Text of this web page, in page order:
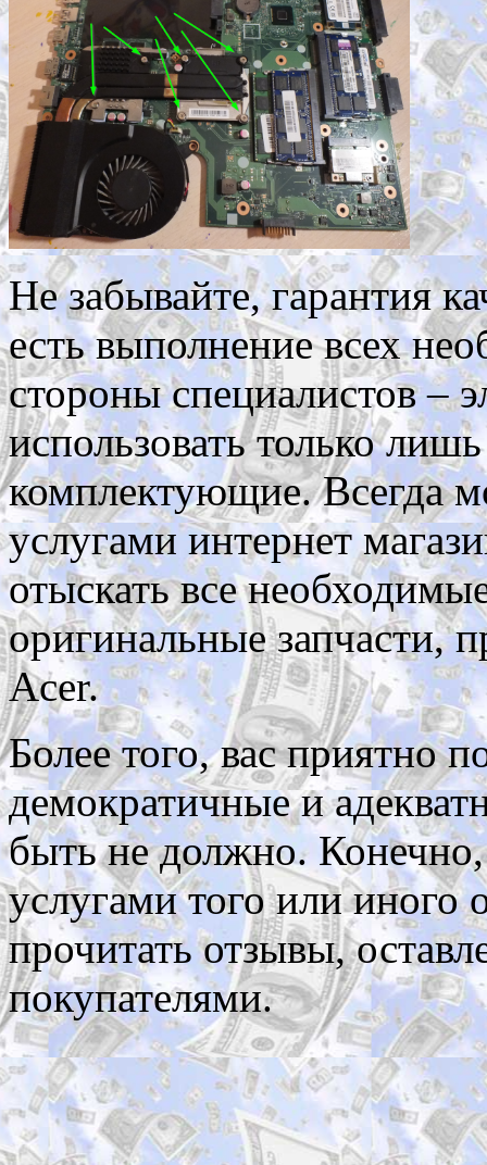
Не забывайте, гарантия
есть выполнение всех
стороны специалистов –
использовать только
комплектующие. Всегда
услугами интернет
отыскать все
оригинальные запчасти,
Acer.
Более того, вас приятно
демократичные и
быть не должно. Конечно,
услугами того или иного
прочитать отзывы,
покупателями.